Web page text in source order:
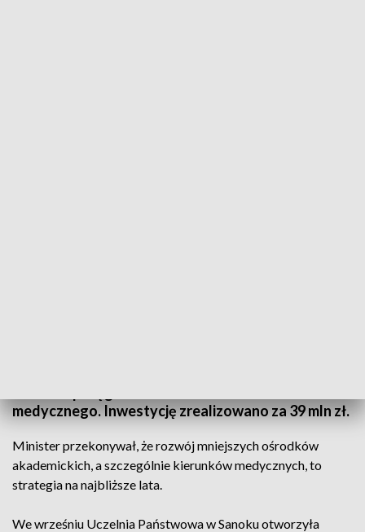
medycznego. Inwestycję zrealizowano za 39 mln zł.
Minister przekonywał, że rozwój mniejszych ośrodków
akademickich, a szczególnie kierunków medycznych, to
strategia na najbliższe lata.
We wrześniu Uczelnia Państwowa w Sanoku otworzyła